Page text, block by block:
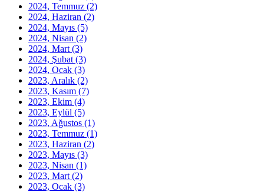
2024, Temmuz (2)
2024, Haziran (2)
2024, Mayıs (5)
2024, Nisan (2)
2024, Mart (3)
2024, Şubat (3)
2024, Ocak (3)
2023, Aralık (2)
2023, Kasım (7)
2023, Ekim (4)
2023, Eylül (5)
2023, Ağustos (1)
2023, Temmuz (1)
2023, Haziran (2)
2023, Mayıs (3)
2023, Nisan (1)
2023, Mart (2)
2023, Ocak (3)